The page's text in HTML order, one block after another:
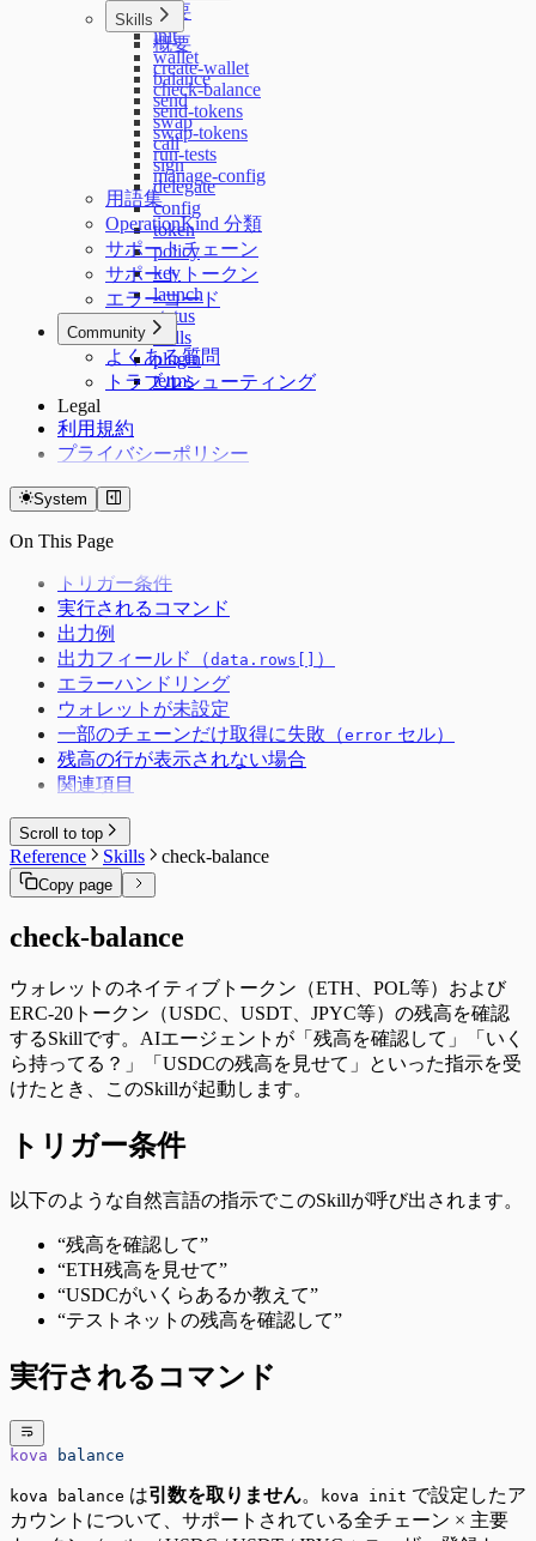
概要
init
wallet
balance
send
swap
call
sign
delegate
config
token
policy
key
launch
status
skills
plugin
terms
Skills
概要
create-wallet
check-balance
send-tokens
swap-tokens
run-tests
manage-config
用語集
OperationKind 分類
サポートチェーン
サポートトークン
エラーコード
Community
よくある質問
トラブルシューティング
Legal
利用規約
プライバシーポリシー
System
On This Page
トリガー条件
実行されるコマンド
出力例
出力フィールド（data.rows[]
）
エラーハンドリング
ウォレットが未設定
一部のチェーンだけ取得に失敗（error セル）
残高の行が表示されない場合
関連項目
Scroll to top
Reference Skills check-balance
Copy page
check-balance
ウォレットのネイティブトークン（ETH、POL等）および
ERC-20トークン（USDC、USDT、JPYC等）の残高を確認
するSkillです。AIエージェントが「残高を確認して」「いく
ら持ってる？」「USDCの残高を見せて」といった指示を受
けたとき、このSkillが起動します。
トリガー条件
以下のような自然言語の指示でこのSkillが呼び出されます。
“残高を確認して”
“ETH残高を見せて”
“USDCがいくらあるか教えて”
“テストネットの残高を確認して”
実行されるコマンド
kova balance
kova balance は引数を取りません。 kova init で設定したア
カウントについて、サポートされている全チェーン × 主要